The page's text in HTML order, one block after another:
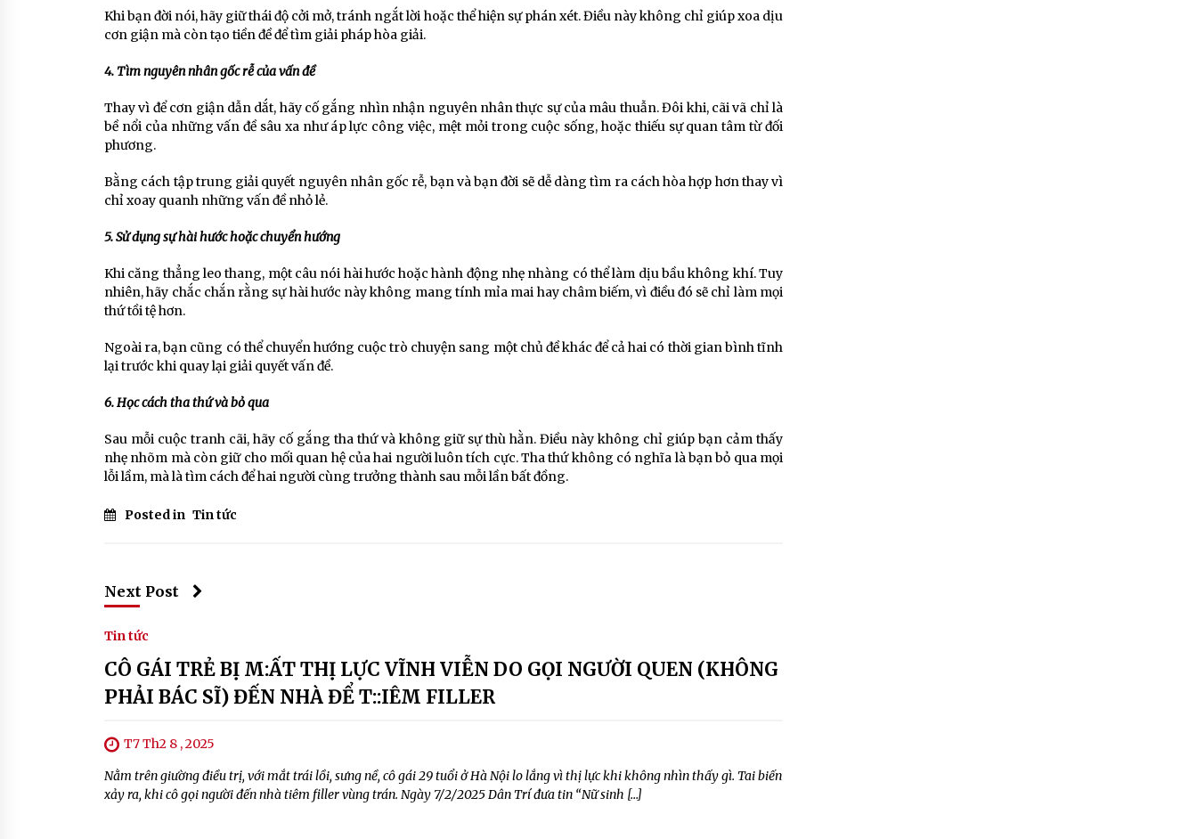
Khi bạn đời nói, hãy giữ thái độ cởi mở, tránh ngắt lời hoặc thể hiện sự phán xét. Điều này không chỉ giúp xoa dịu
cơn giận mà còn tạo tiền đề để tìm giải pháp hòa giải.
4. Tìm nguyên nhân gốc rễ của vấn đề
Thay vì để cơn giận dẫn dắt, hãy cố gắng nhìn nhận nguyên nhân thực sự của mâu thuẫn. Đôi khi, cãi vã chỉ là
bề nổi của những vấn đề sâu xa như áp lực công việc, mệt mỏi trong cuộc sống, hoặc thiếu sự quan tâm từ đối
phương.
Bằng cách tập trung giải quyết nguyên nhân gốc rễ, bạn và bạn đời sẽ dễ dàng tìm ra cách hòa hợp hơn thay vì
chỉ xoay quanh những vấn đề nhỏ lẻ.
5. Sử dụng sự hài hước hoặc chuyển hướng
Khi căng thẳng leo thang, một câu nói hài hước hoặc hành động nhẹ nhàng có thể làm dịu bầu không khí. Tuy
nhiên, hãy chắc chắn rằng sự hài hước này không mang tính mỉa mai hay châm biếm, vì điều đó sẽ chỉ làm mọi
thứ tồi tệ hơn.
Ngoài ra, bạn cũng có thể chuyển hướng cuộc trò chuyện sang một chủ đề khác để cả hai có thời gian bình tĩnh
lại trước khi quay lại giải quyết vấn đề.
6. Học cách tha thứ và bỏ qua
Sau mỗi cuộc tranh cãi, hãy cố gắng tha thứ và không giữ sự thù hằn. Điều này không chỉ giúp bạn cảm thấy
nhẹ nhõm mà còn giữ cho mối quan hệ của hai người luôn tích cực. Tha thứ không có nghĩa là bạn bỏ qua mọi
lỗi lầm, mà là tìm cách để hai người cùng trưởng thành sau mỗi lần bất đồng.
Posted in Tin tức
Next Post
Tin tức
CÔ GÁI TRẺ BỊ M:ẤT THỊ LỰC VĨNH VIỄN DO GỌI NGƯỜI QUEN (KHÔNG
PHẢI BÁC SĨ) ĐẾN NHÀ ĐỂ T::IÊM FILLER
T7 Th2 8 , 2025
Nằm trên giường điều trị, với mắt trái lồi, sưng nề, cô gái 29 tuổi ở Hà Nội lo lắng vì thị lực khi không nhìn thấy gì. Tai biến
xảy ra, khi cô gọi người đến nhà tiêm filler vùng trán. Ngày 7/2/2025 Dân Trí đưa tin “Nữ sinh […]